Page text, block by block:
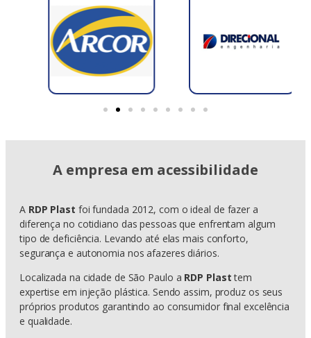
A empresa em acessibilidade
A RDP Plast foi fundada 2012, com o ideal de fazer a
diferença no cotidiano das pessoas que enfrentam algum
tipo de deficiência. Levando até elas mais conforto,
segurança e autonomia nos afazeres diários.
Localizada na cidade de São Paulo a RDP Plasttem
expertise em injeção plástica. Sendo assim, produz os seus
próprios produtos garantindo ao consumidor final excelência
e qualidade.